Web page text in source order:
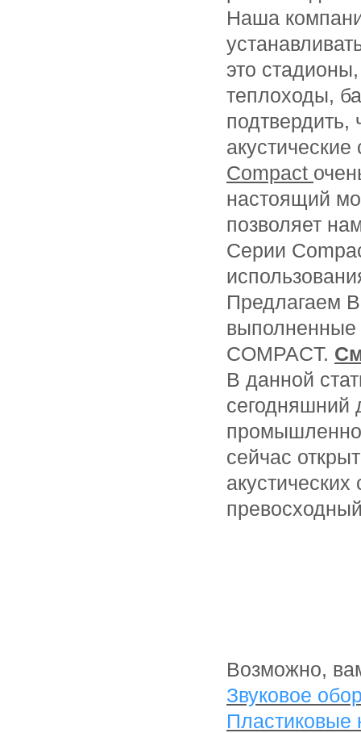
Наша
это
теплоходы,
подтвердить,
Compact
настоящий
позволяет
Серии
Предлагаем
выполненные
COMPACT.
В данной
сегодняшний
сейчас
Возможно,
Звуковое
Пластиковые